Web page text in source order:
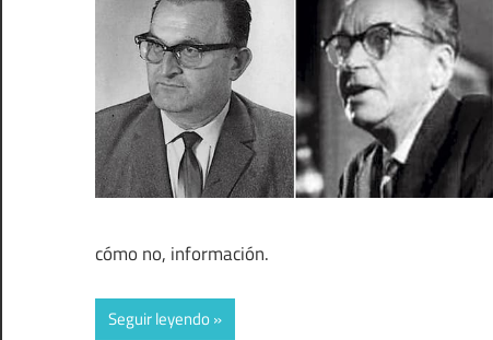
cómo no, información.
Seguir leyendo